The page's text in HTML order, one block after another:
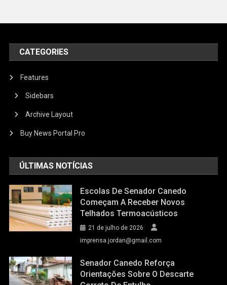
CATEGORIES
Features
Sidebars
Archive Layout
Buy News Portal Pro
ÚLTIMAS NOTÍCIAS
Escolas De Senador Canedo
Começam A Receber Novos
Telhados Termoacústicos
21 de julho de 2026
imprensa.jordan@gmail.com
Senador Canedo Reforça
Orientações Sobre O Descarte